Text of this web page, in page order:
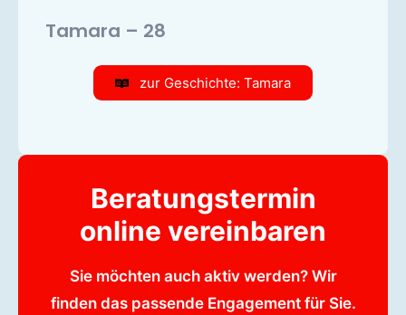
Tamara – 28
zur Geschichte: Tamara
Beratungstermin
online vereinbaren
Sie möchten auch aktiv werden? Wir
finden das passende Engagement für Sie.